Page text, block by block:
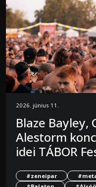
2026. június 11.
Blaze Bayley,
Alestorm
idei TÁBOR
#zeneipar